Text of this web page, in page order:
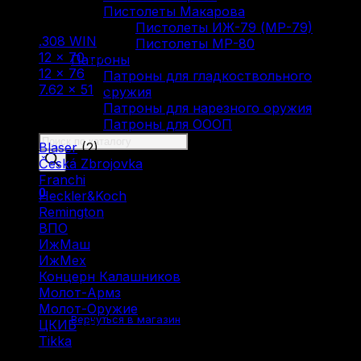
Пистолеты Макарова
Пистолеты ИЖ-79 (МР-79)
Пистолеты МР-80
Патроны
Патроны для гладкоствольного
оружия
Патроны для нарезного оружия
Патроны для ОООП
Поиск
товаров
0
Корзина пуста.
Вернуться в магазин
.308 WIN
12 × 70 (1)
12 × 76
7.62 × 51
(1)
Blaser (2)
Česká Zbrojovka
Franchi
Heckler&Koch
Remington
ВПО
ИжМаш
ИжМех
Концерн Калашников
Молот-Армз
Молот-Оружие
ЦКИБ (2)
Tikka